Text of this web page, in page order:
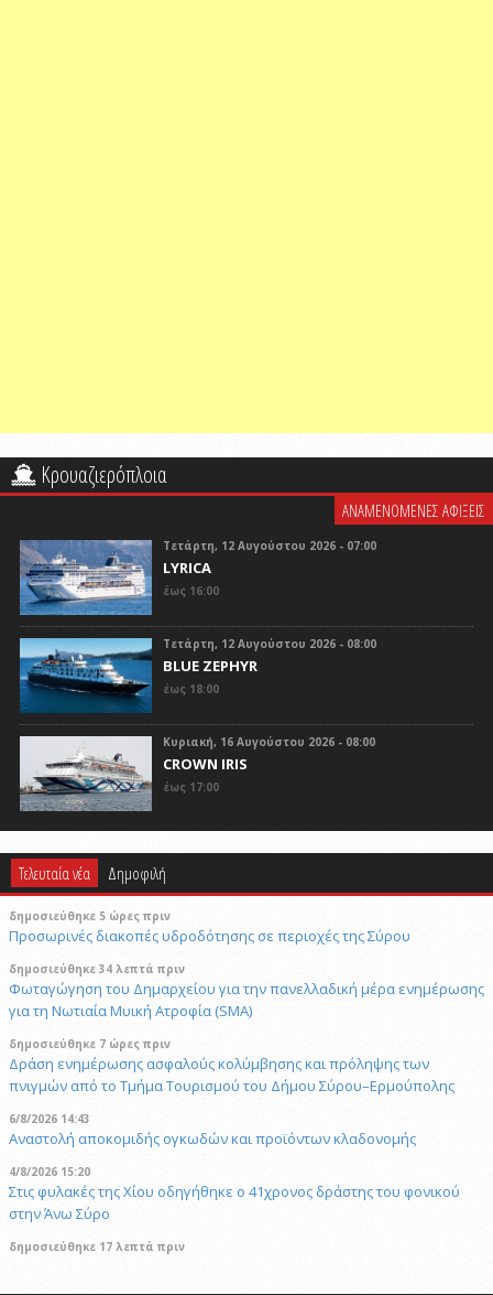
Κρουαζιερόπλοια
ΑΝΑΜΕΝΟΜΕΝΕΣ ΑΦΙΞΕΙΣ
Τετάρτη, 12 Αυγούστου 2026 - 07:00
LYRICA
έως 16:00
Τετάρτη, 12 Αυγούστου 2026 - 08:00
BLUE ZEPHYR
έως 18:00
Κυριακή, 16 Αυγούστου 2026 - 08:00
CROWN IRIS
έως 17:00
Τελευταία νέα Δημοφιλή
δημοσιεύθηκε 5 ώρες πριν
Προσωρινές διακοπές υδροδότησης σε περιοχές της Σύρου
δημοσιεύθηκε 34 λεπτά πριν
Φωταγώγηση του Δημαρχείου για την πανελλαδική μέρα ενημέρωσης
για τη Νωτιαία Μυική Ατροφία (SMA)
δημοσιεύθηκε 7 ώρες πριν
Δράση ενημέρωσης ασφαλούς κολύμβησης και πρόληψης των
πνιγμών από το Τμήμα Τουρισμού του Δήμου Σύρου–Ερμούπολης
6/8/2026 14:43
Αναστολή αποκομιδής ογκωδών και προϊόντων κλαδονομής
4/8/2026 15:20
Στις φυλακές της Χίου οδηγήθηκε ο 41χρονος δράστης του φονικού
στην Άνω Σύρο
δημοσιεύθηκε 17 λεπτά πριν